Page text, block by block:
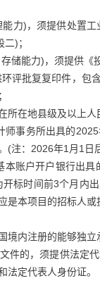
力)，须提供处置
)；
储能力)，须提供《
评批复复印件，包
在地县级及以上人
师事务所出具的
(注：2026年1月1日
账户开户银行出
标时间前3个月内
是本项目的招标人
内注册的能够独立
件的，须提供法定
法定代表人身份证。